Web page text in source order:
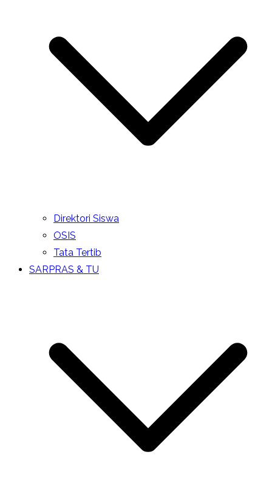
Direktori Siswa
OSIS
Tata Tertib
SARPRAS & TU